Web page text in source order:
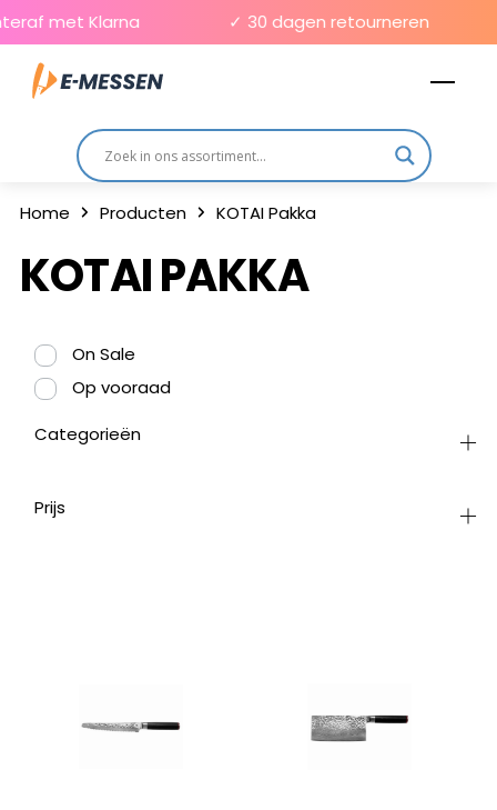
Skip
to
content
met Klarna ✓ 30 dagen retourneren
Home Producten KOTAI Pakka
KOTAI PAKKA
On Sale
Op vooraad
Categorieën
Prijs